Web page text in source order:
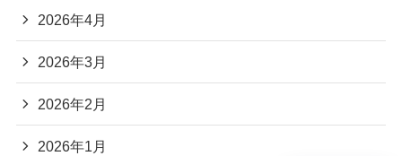
2026年4月
2026年3月
2026年2月
2026年1月